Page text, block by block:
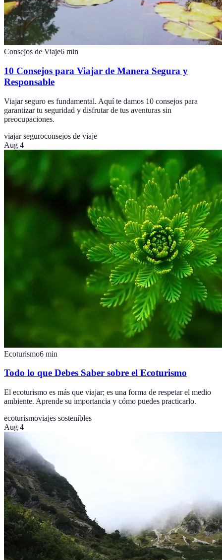
Consejos de Viaje6 min
10 Consejos para Viajar de Manera Segura y
Responsable
Viajar seguro es fundamental. Aquí te damos 10 consejos para
garantizar tu seguridad y disfrutar de tus aventuras sin
preocupaciones.
viajar seguroconsejos de viaje
Aug 4
Ecoturismo6 min
Todo lo que Debes Saber sobre el Ecoturismo
El ecoturismo es más que viajar; es una forma de respetar el medio
ambiente. Aprende su importancia y cómo puedes practicarlo.
ecoturismoviajes sostenibles
Aug 4